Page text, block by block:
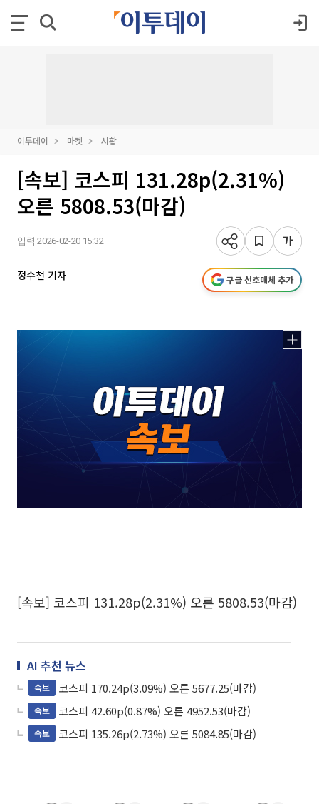
이투데이 마켓 시황
[속보] 코스피 131.28p(2.31%)
오른 5808.53(마감)
입력 2026-02-20 15:32
정수천 기자 구글 선호매체 추가
[속보] 코스피 131.28p(2.31%) 오른 5808.53(마감)
AI 추천 뉴스
속보 코스피 170.24p(3.09%) 오른 5677.25(마감)
속보 코스피 42.60p(0.87%) 오른 4952.53(마감)
속보 코스피 135.26p(2.73%) 오른 5084.85(마감)